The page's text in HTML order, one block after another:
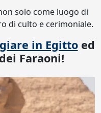
solo come luogo di
di culto e cerimoniale.
in Egittoed
Faraoni!